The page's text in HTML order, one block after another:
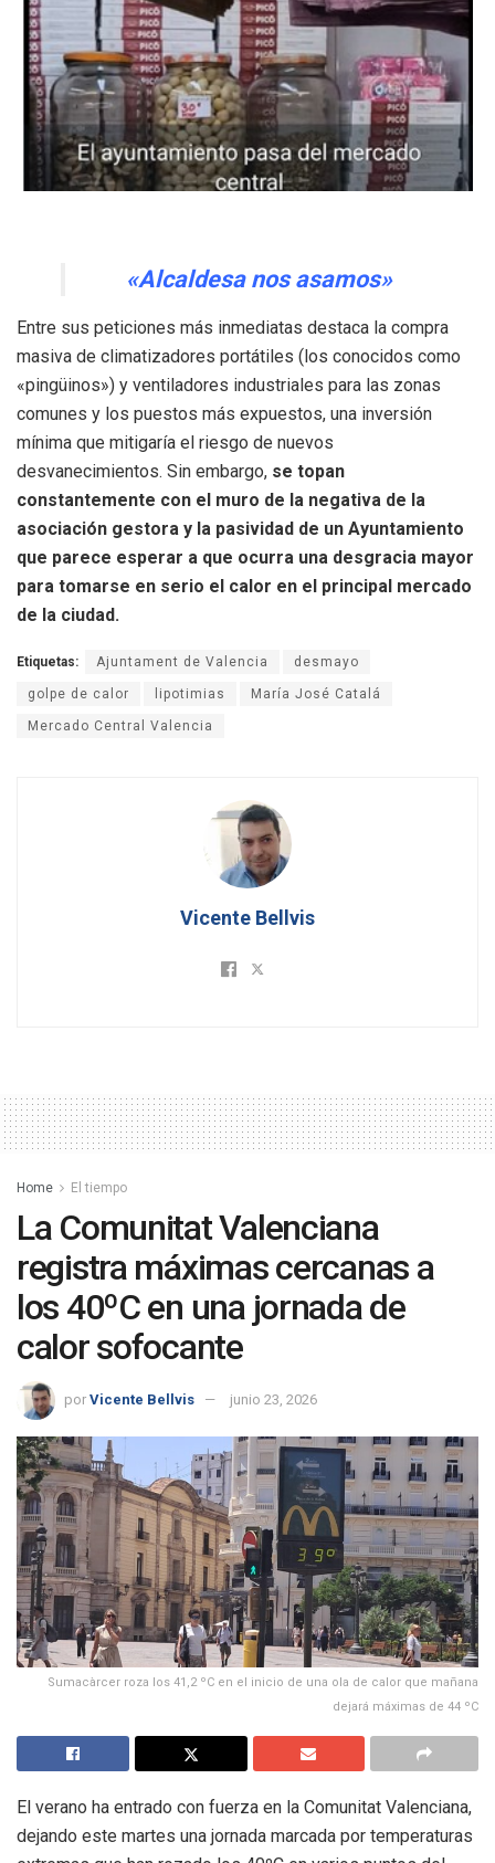
«Alcaldesa nos asamos»
Entre sus peticiones más inmediatas destaca la compra
masiva de climatizadores portátiles (los conocidos como
«pingüinos») y ventiladores industriales para las zonas
comunes y los puestos más expuestos, una inversión
mínima que mitigaría el riesgo de nuevos
desvanecimientos. Sin embargo, se topan
constantemente con el muro de la negativa de la
asociación gestora y la pasividad de un Ayuntamiento
que parece esperar a que ocurra una desgracia mayor
para tomarse en serio el calor en el principal mercado
de la ciudad.
Etiquetas: Ajuntament de Valencia desmayo
golpe de calor lipotimias María José Catalá
Mercado Central Valencia
Vicente Bellvis
Home El tiempo
La Comunitat Valenciana
registra máximas cercanas a
los 40ºC en una jornada de
calor sofocante
por Vicente Bellvis junio 23, 2026
Sumacàrcer roza los 41,2 ºC en el inicio de una ola de calor que mañana
dejará máximas de 44 ºC
El verano ha entrado con fuerza en la Comunitat Valenciana,
dejando este martes una jornada marcada por temperaturas